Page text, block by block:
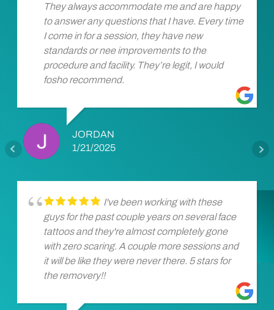
They always accommodate me and are happy
to answer any questions that I have. Every time
I come in for a session, they have new
standards or nee improvements to the
procedure and facility. They’re legit, I would
fosho recommend.
JORDAN
1/21/2025
I've been working with these
guys for the past couple years on several face
tattoos and they're almost completely gone
with zero scaring. A couple more sessions and
it will be like they were never there. 5 stars for
the removery!!